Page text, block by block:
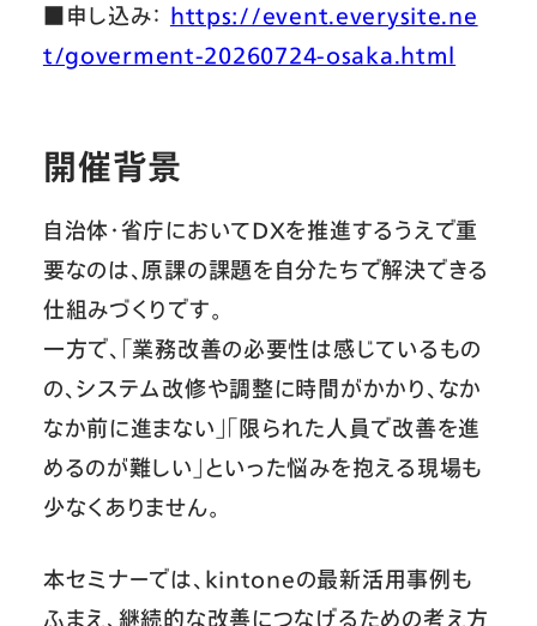
■申し込み： https://event.everysite.ne
t/goverment-20260724-osaka.html
開催背景
自治体・省庁においてDXを推進するうえで重
要なのは、原課の課題を自分たちで解決できる
仕組みづくりです。
一方で、「業務改善の必要性は感じているもの
の、システム改修や調整に時間がかかり、なか
なか前に進まない」「限られた人員で改善を進
めるのが難しい」といった悩みを抱える現場も
少なくありません。
本セミナーでは、kintoneの最新活用事例も
ふまえ、継続的な改善につなげるための考え方